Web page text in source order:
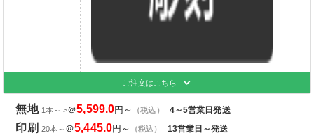
ご注文はこちら
無地 1本～ >＠5,599.0円～ （税込） 4～5営業日発送
印刷 20本～ ＠5,445.0円～ （税込） 13営業日～発送